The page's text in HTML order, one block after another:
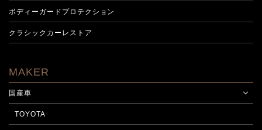
ボディーガードプロテクション
クラシックカーレストア
MAKER
国産車
TOYOTA